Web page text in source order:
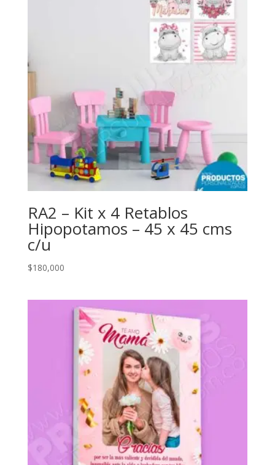
RA2 – Kit x 4 Retablos
Hipopotamos – 45 x 45 cms
c/u
$180,000